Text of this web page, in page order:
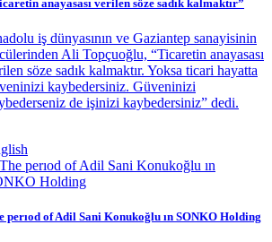
anayasası verilen söze sadık kalmaktır”
iş dünyasının ve Gaziantep sanayisinin
Ali Topçuoğlu, “Ticaretin anayasası
söze sadık kalmaktır. Yoksa ticari hayatta
kaybedersiniz. Güveninizi
de işinizi kaybedersiniz” dedi.
perıod of Adil Sani Konukoğlu ın SONKO Holding